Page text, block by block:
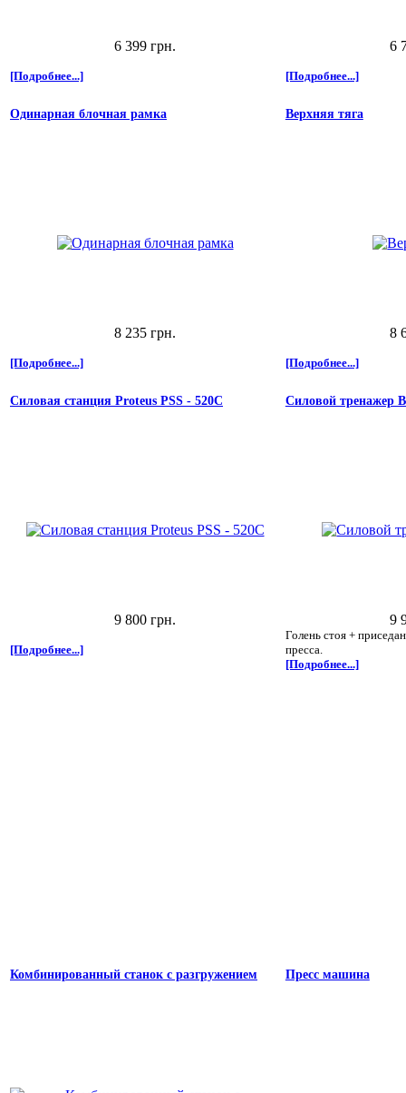
6 399 грн.
[Подробнее...]
6
[Подробнее...]
Одинарная блочная рамка
8 235 грн.
[Подробнее...]
Верхняя тяга
8
[Подробнее...]
Силовая станция Proteus PSS - 520С
9 800 грн.
[Подробнее...]
Силовой тренажер
9
Голень стоя +
пресса.
[Подробнее...]
Комбинированный станок с разгружением Пресс машина